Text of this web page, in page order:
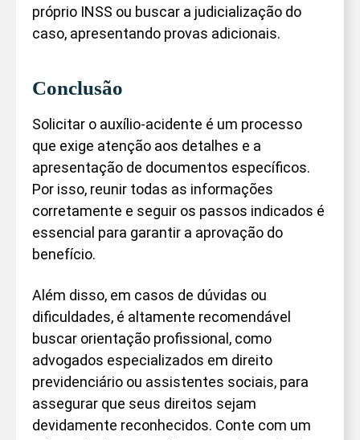
próprio INSS ou buscar a judicialização do
caso, apresentando provas adicionais.
Conclusão
Solicitar o auxílio-acidente é um processo
que exige atenção aos detalhes e a
apresentação de documentos específicos.
Por isso, reunir todas as informações
corretamente e seguir os passos indicados é
essencial para garantir a aprovação do
benefício.
Além disso, em casos de dúvidas ou
dificuldades, é altamente recomendável
buscar orientação profissional, como
advogados especializados em direito
previdenciário ou assistentes sociais, para
assegurar que seus direitos sejam
devidamente reconhecidos. Conte com um